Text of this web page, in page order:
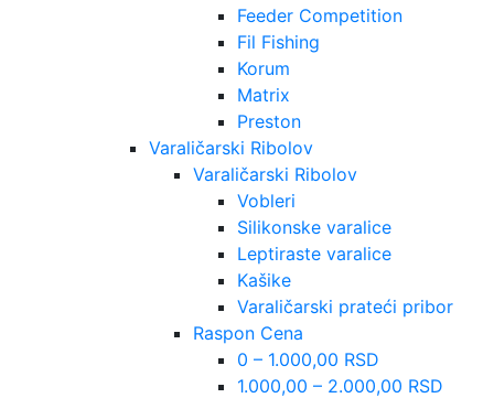
Feeder Competition
Fil Fishing
Korum
Matrix
Preston
Varaličarski Ribolov
Varaličarski Ribolov
Vobleri
Silikonske varalice
Leptiraste varalice
Kašike
Varaličarski prateći pribor
Raspon Cena
0 – 1.000,00 RSD
1.000,00 – 2.000,00 RSD